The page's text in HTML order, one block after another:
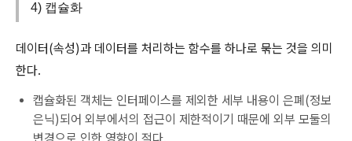
4) 캡슐화
데이터(속성)과 데이터를 처리하는 함수를 하나로 묶는 것을 의미
한다.
캡슐화된 객체는 인터페이스를 제외한 세부 내용이 은폐(정보
은닉)되어 외부에서의 접근이 제한적이기 때문에 외부 모둘의